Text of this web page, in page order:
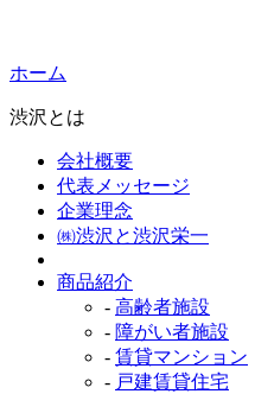
ホーム
渋沢とは
会社概要
代表メッセージ
企業理念
㈱渋沢と渋沢栄一
商品紹介
- 高齢者施設
- 障がい者施設
- 賃貸マンション
- 戸建賃貸住宅